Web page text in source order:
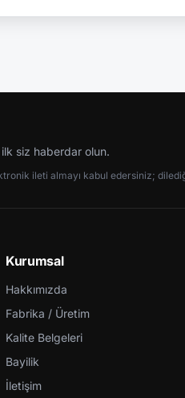
siz haberdar olun.
ileti almayı kabul edersiniz;
Kurumsal
Hakkımızda
Fabrika / Üretim
Kalite Belgeleri
Bayilik
İletişim